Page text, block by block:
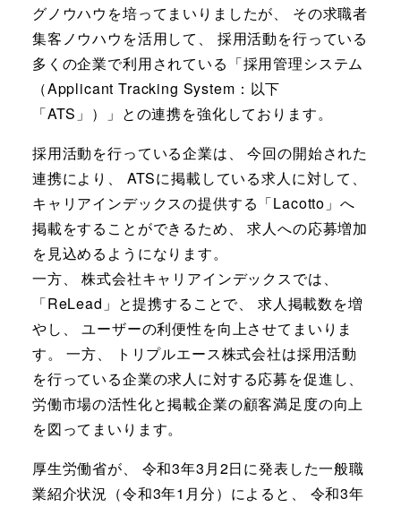
グノウハウを培ってまいりましたが、 その求職者
集客ノウハウを活用して、 採用活動を行っている
多くの企業で利用されている「採用管理システム
（Applicant Tracking System：以下
「ATS」）」との連携を強化しております。
採用活動を行っている企業は、 今回の開始された
連携により、 ATSに掲載している求人に対して、
キャリアインデックスの提供する「Lacotto」へ
掲載をすることができるため、 求人への応募増加
を見込めるようになります。
一方、 株式会社キャリアインデックスでは、
「ReLead」と提携することで、 求人掲載数を増
やし、 ユーザーの利便性を向上させてまいりま
す。 一方、 トリプルエース株式会社は採用活動
を行っている企業の求人に対する応募を促進し、
労働市場の活性化と掲載企業の顧客満足度の向上
を図ってまいります。
厚生労働省が、 令和3年3月2日に発表した一般職
業紹介状況（令和3年1月分）によると、 令和3年